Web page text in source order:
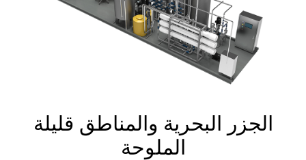
الجزر البحرية والمناطق قليلة
الملوحة